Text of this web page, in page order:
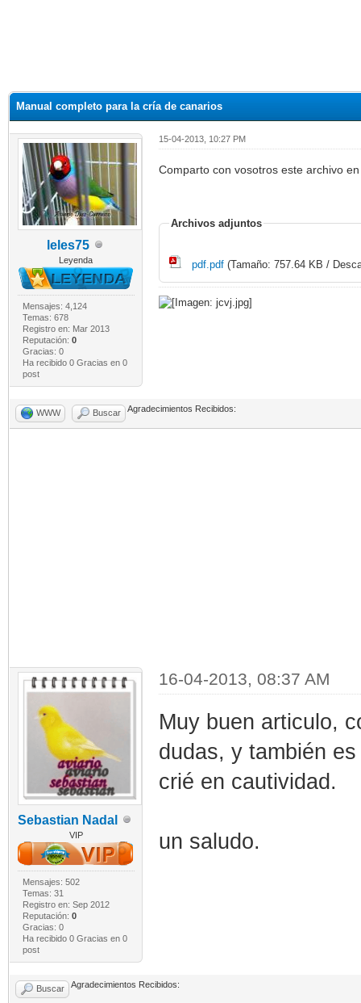
Manual completo para la cría de canarios
leles75
Leyenda
Mensajes: 4,124
Temas: 678
Registro en: Mar 2013
Reputación: 0
Gracias: 0
Ha recibido 0 Gracias en 0
post
15-04-2013, 10:27 PM
Comparto con vosotros este archivo
Archivos adjuntos
pdf.pdf(Tamaño: 757.64 KB /
WWW Buscar Agradecimientos Recibidos:
Sebastian Nadal
VIP
Mensajes: 502
Temas: 31
Registro en: Sep 2012
Reputación: 0
Gracias: 0
Ha recibido 0 Gracias en 0
post
16-04-2013, 08:37 AM
Muy buen articulo,
dudas, y también
crié en cautividad.
un saludo.
Buscar Agradecimientos Recibidos: